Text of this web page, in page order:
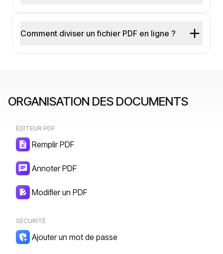
Comment diviser un fichier PDF en ligne ?
ORGANISATION DES DOCUMENTS
ÉDITEUR PDF
Remplir PDF
Annoter PDF
Modifier un PDF
SÉCURITÉ
Ajouter un mot de passe